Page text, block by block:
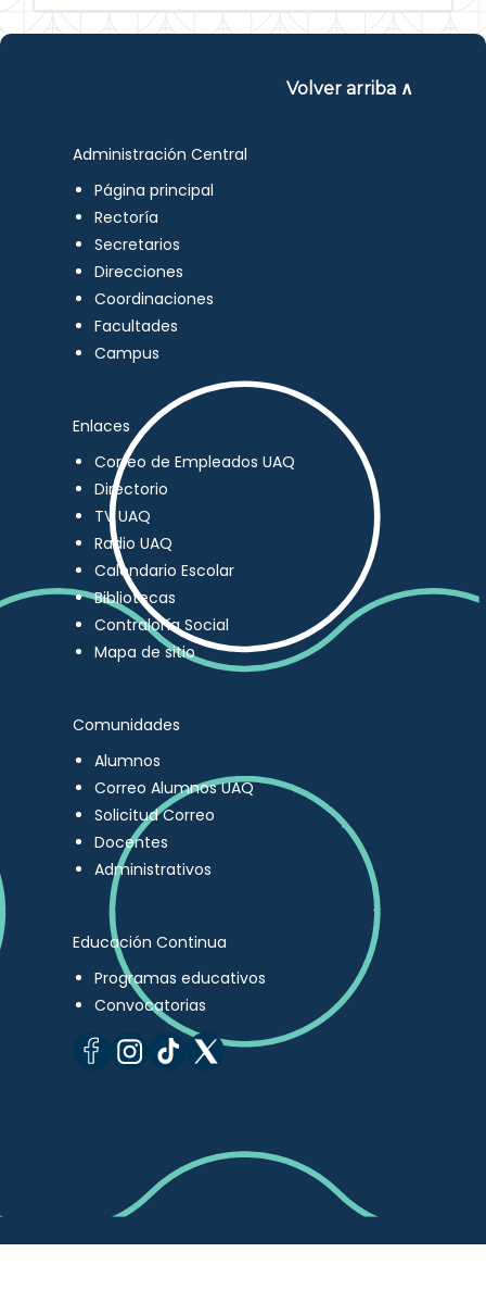
Volver arriba ∧
Administración Central
Página principal
Rectoría
Secretarios
Direcciones
Coordinaciones
Facultades
Campus
Enlaces
Correo de Empleados UAQ
Directorio
TV UAQ
Radio UAQ
Calendario Escolar
Bibliotecas
Contraloría Social
Mapa de sitio
Comunidades
Alumnos
Correo Alumnos UAQ
Solicitud Correo
Docentes
Administrativos
Educación Continua
Programas educativos
Convocatorias